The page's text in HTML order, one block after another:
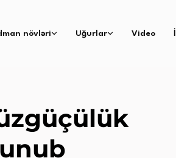
növləri Uğurlar Video